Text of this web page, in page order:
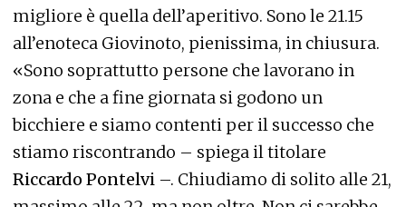
migliore è quella dell’aperitivo. Sono le 21.15
all’enoteca Giovinoto, pienissima, in chiusura.
«Sono soprattutto persone che lavorano in
zona e che a fine giornata si godono un
bicchiere e siamo contenti per il successo che
stiamo riscontrando – spiega il titolare
Riccardo Pontelvi –. Chiudiamo di solito alle 21,